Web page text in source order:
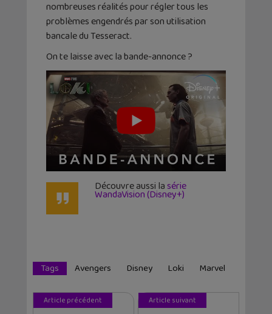
nombreuses réalités pour régler tous les
problèmes engendrés par son utilisation
bancale du Tesseract.
On te laisse avec la bande-annonce ?
Découvre aussi lasérie
WandaVision (Disney+)
Tags Avengers Disney Loki Marvel
Article précédent Article suivant